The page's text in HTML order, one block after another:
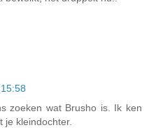
zoeken wat Brusho is. Ik ken
je kleindochter.